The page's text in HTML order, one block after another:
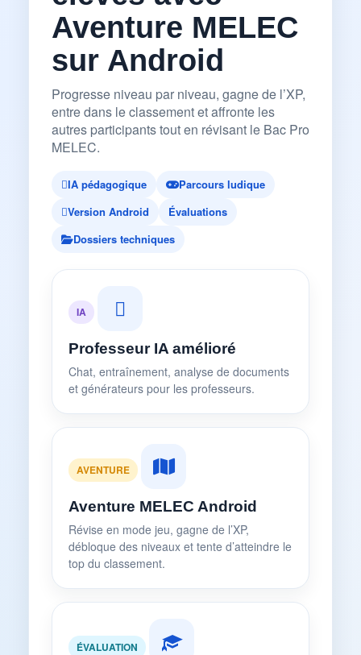
Aventure MELEC
sur Android
Progresse niveau par niveau, gagne de l’XP,
entre dans le classement et affronte les
autres participants tout en révisant le Bac Pro
MELEC.
IA pédagogique
Parcours ludique
Version Android
Évaluations
Dossiers techniques
IA
Professeur IA amélioré
Chat, entraînement, analyse de documents
et générateurs pour les professeurs.
AVENTURE
Aventure MELEC Android
Révise en mode jeu, gagne de l’XP,
débloque des niveaux et tente d’atteindre le
top du classement.
ÉVALUATION